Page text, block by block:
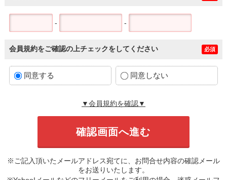
- -
会員規約をご確認の上チェックをしてください 必須
同意する 同意しない
▼会員規約を確認▼
※ご記入頂いたメールアドレス宛てに、お問合せ内容の確認メール
をお送りいたします。